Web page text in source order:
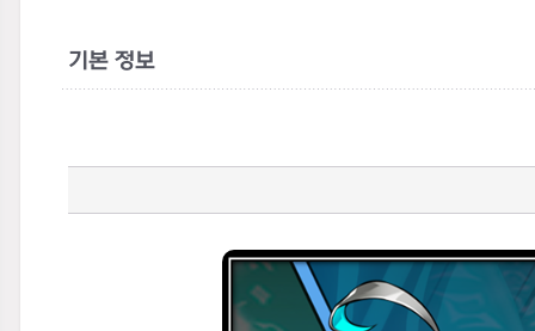
기본 정보